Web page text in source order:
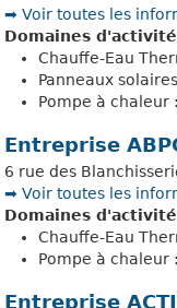
➡️ Voir toutes les
Domaines
Chauffe-Eau
Panneaux
Pompe à chaleur
Entreprise
6 rue des
➡️ Voir toutes les
Domaines
Chauffe-Eau
Pompe à chaleur
Entreprise